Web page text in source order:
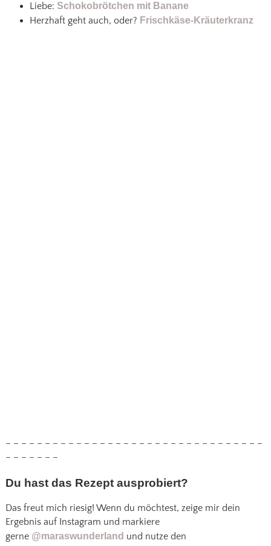
Liebe: Schokobrötchen mit Banane
Herzhaft geht auch, oder? Frischkäse-Kräuterkranz
– – – – – – – – – – – – – – – – – – – – – – – – – – – – – – – – –
– – – – – – –
Du hast das Rezept ausprobiert?
Das freut mich riesig! Wenn du möchtest, zeige mir dein
Ergebnis auf Instagram und markiere
gerne @maraswunderland und nutze den